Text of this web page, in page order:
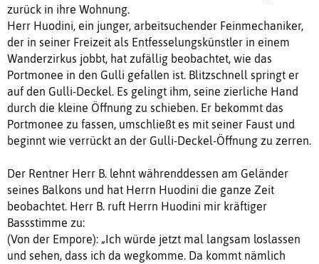
zurück in ihre Wohnung.
Herr Huodini, ein junger, arbeitsuchender Feinmechaniker,
der in seiner Freizeit als Entfesselungskünstler in einem
Wanderzirkus jobbt, hat zufällig beobachtet, wie das
Portmonee in den Gulli gefallen ist. Blitzschnell springt er
auf den Gulli-Deckel. Es gelingt ihm, seine zierliche Hand
durch die kleine Öffnung zu schieben. Er bekommt das
Portmonee zu fassen, umschließt es mit seiner Faust und
beginnt wie verrückt an der Gulli-Deckel-Öffnung zu zerren.
Der Rentner Herr B. lehnt währenddessen am Geländer
seines Balkons und hat Herrn Huodini die ganze Zeit
beobachtet. Herr B. ruft Herrn Huodini mir kräftiger
Bassstimme zu:
(Von der Empore): „Ich würde jetzt mal langsam loslassen
und sehen, dass ich da wegkomme. Da kommt nämlich